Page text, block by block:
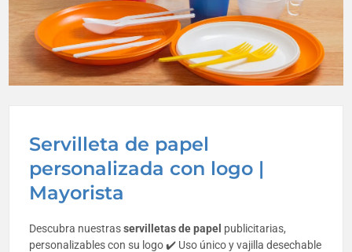
Servilleta de papel
personalizada con logo |
Mayorista
Descubra nuestrasservilletas de papel publicitarias,
personalizables con su logo ✔️ Uso único y vajilla desechable